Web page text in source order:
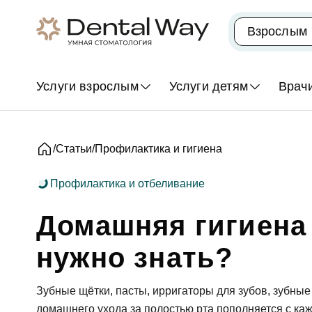
Взрослым
Услуги взрослым Услуги детям
Популярные запросы
Услуги для взрослых
Антистресс-стоматология (лечение зубов в
Терапевтическая стоматология (лечение
периодонтит, реставрация)
Хирургия стоматологическая, удаление зубов
Гнатология: лечение ВНЧС - при проблемах
Услуги для детей
Лечение зубов детям во сне (под наркозом)
Детская стоматологическая хирургия
Диагностика зубов у детей
Ортодонтия (исправление прикуса) детям и
Статьи Профилактика и гигиена
Профилактика и отбеливание
Домашняя гигиена
нужно знать?
Зубные щётки, пасты, ирригаторы для зубов,
домашнего ухода за полостью рта пополняется с